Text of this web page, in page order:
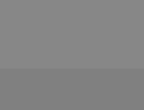
wird. Es ist in
zur Berechnung von